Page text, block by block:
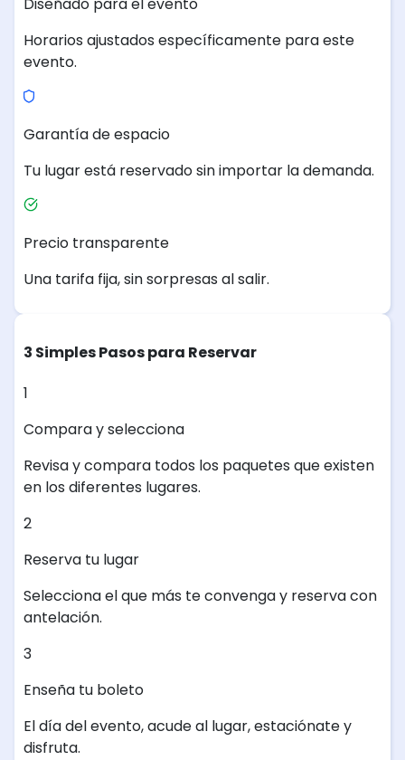
Horarios ajustados específicamente para este
evento.
Garantía de espacio
Tu lugar está reservado sin importar la demanda.
Precio transparente
Una tarifa fija, sin sorpresas al salir.
3 Simples Pasos para Reservar
1
Compara y selecciona
Revisa y compara todos los paquetes que existen
en los diferentes lugares.
2
Reserva tu lugar
Selecciona el que más te convenga y reserva con
antelación.
3
Enseña tu boleto
El día del evento, acude al lugar, estaciónate y
disfruta.